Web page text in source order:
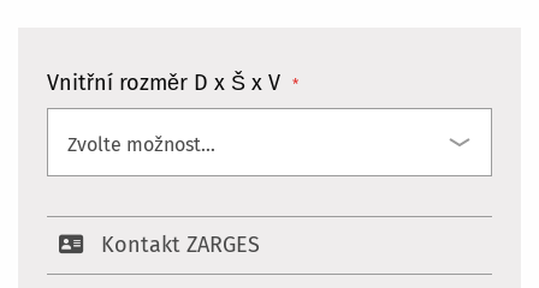
Vnitřní rozměr D x Š x V
Kontakt ZARGES